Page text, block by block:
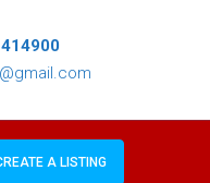
A LISTING